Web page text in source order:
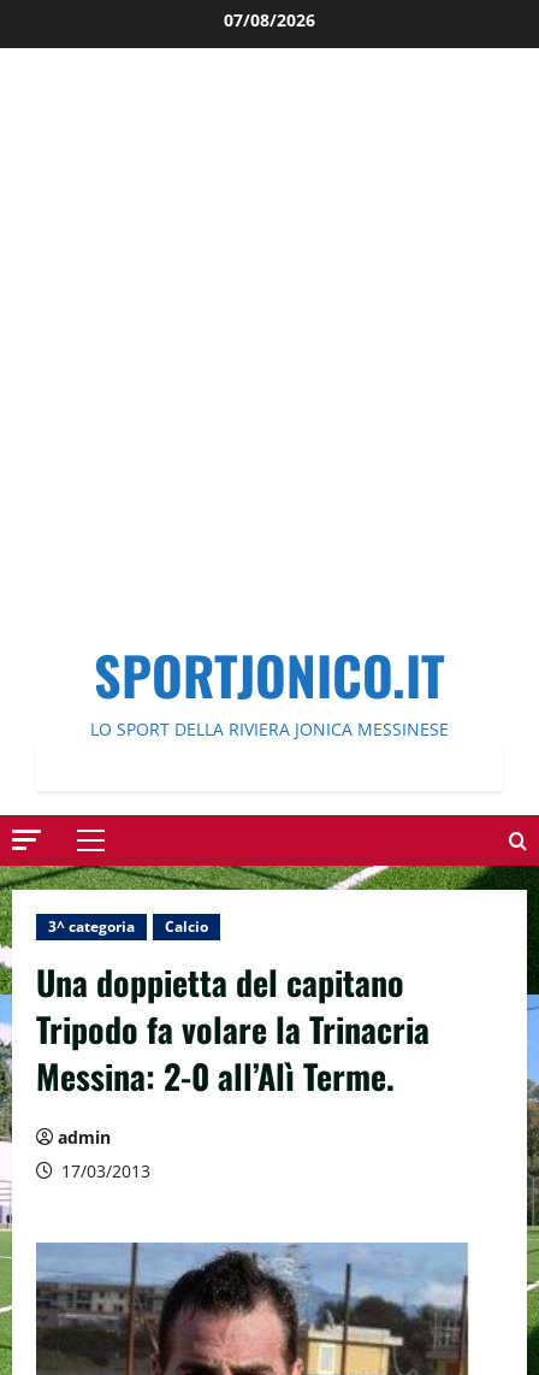
al
07/08/2026
SPORTJONICO.IT
LO SPORT DELLA RIVIERA JONICA MESSINESE
Menu
principale
3^ categoria Calcio
Una doppietta del capitano
Tripodo fa volare la Trinacria
Messina: 2-0 all’Alì Terme.
admin
17/03/2013